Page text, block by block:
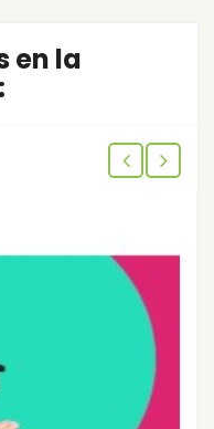
en la